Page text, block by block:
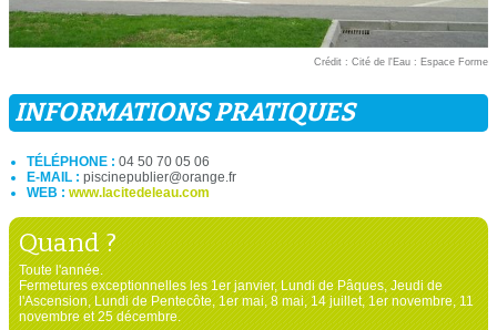
Crédit : Cité de l'Eau : Espace Forme
INFORMATIONS PRATIQUES
TÉLÉPHONE : 04 50 70 05 06
E-MAIL : piscinepublier@orange.fr
WEB : www.lacitedeleau.com
Quand ?
Toute l'année.
Fermetures exceptionnelles les 1er janvier, Lundi de Pâques, Jeudi de
l'Ascension, Lundi de Pentecôte, 1er mai, 8 mai, 14 juillet, 1er novembre, 11
novembre et 25 décembre.